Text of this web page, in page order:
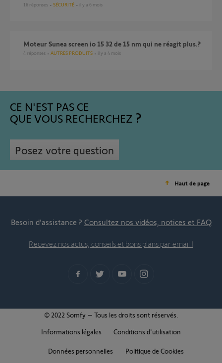
16 réponses SÉCURITÉ il y a 6 mois
Moteur Sunea screen io 15 32 de 15 nm qui ne réagit plus.?
4 réponses AUTRES PRODUITS il y a 4 mois
CE N'EST PAS CE
QUE VOUS RECHERCHEZ
Posez votre question
Haut de page
Besoin d’assistance ? Consultez nos vidéos, notices et FAQ
Recevez nos actus, conseils et bons plans par email !
© 2022 Somfy – Tous les droits sont réservés.
Informations légales
Conditions d'utilisation
Données personnelles Politique de Cookies